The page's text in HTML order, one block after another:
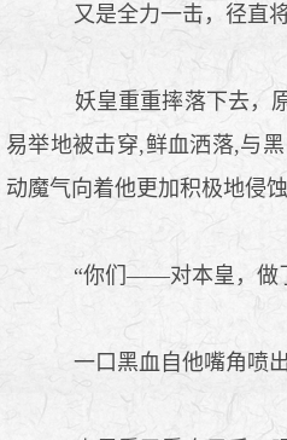
又是全力一击，径直将
妖皇重重摔落下去，
易举地被击穿,鲜血洒落,与
动魔气向着他更加积极地侵蚀
“你们——对本皇，做
一口黑血自他嘴角喷